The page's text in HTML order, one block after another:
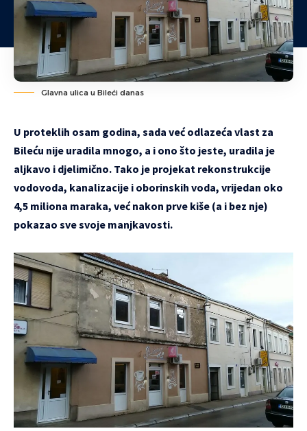
Glavna ulica u Bileći danas
U proteklih osam godina, sada već odlazeća vlast za
Bileću nije uradila mnogo, a i ono što jeste, uradila je
aljkavo i djelimično. Tako je projekat rekonstrukcije
vodovoda, kanalizacije i oborinskih voda, vrijedan oko
4,5 miliona maraka, već nakon prve kiše (a i bez nje)
pokazao sve svoje manjkavosti.